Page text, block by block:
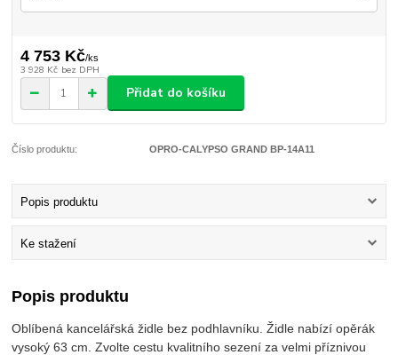
4 753 Kč/ks
3 928 Kč bez DPH
Přidat do košíku
Číslo produktu: OPRO-CALYPSO GRAND BP-14A11
Popis produktu
Ke stažení
Popis produktu
Oblíbená kancelářská židle bez podhlavníku. Židle nabízí opěrák
vysoký 63 cm. Zvolte cestu kvalitního sezení za velmi příznivou